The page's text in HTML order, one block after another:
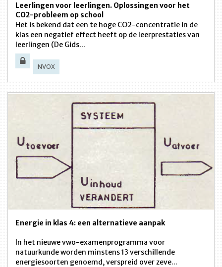
Leerlingen voor leerlingen. Oplossingen voor het
CO2-probleem op school
Het is bekend dat een te hoge CO2-concentratie in de
klas een negatief effect heeft op de leerprestaties van
leerlingen (De Gids...
NVOX
Energie in klas 4: een alternatieve aanpak
In het nieuwe vwo-examenprogramma voor
natuurkunde worden minstens 13 verschillende
energiesoorten genoemd, verspreid over zeve...